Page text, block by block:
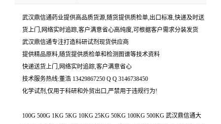
武汉鼎信通药业提供高品质货源,随货提供质检单,出口标准,快递及时送
货上门,网络实时追踪,客户满意省心高纯度,可根据客户需求分装发货
武汉鼎信通专注打造科研试剂现货供应商
提供精品原料,随货提供质检单和检测图谱等技术资料
快递送货上门,网络实时追踪,客户满意省心
技术服务热线:董浩 13429867250 Q Q 3146738450
化学试剂,仅用于科研和外贸出口,严禁用于违规行为!
100G 500G 1KG 5KG 10KG 25KG 50KG 100KG 500KG 武汉鼎信通大